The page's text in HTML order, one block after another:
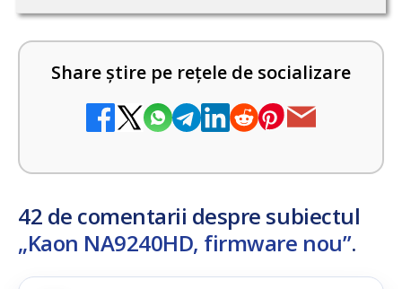
Share știre pe rețele de socializare
42 de comentarii despre subiectul
„Kaon NA9240HD, firmware nou”.